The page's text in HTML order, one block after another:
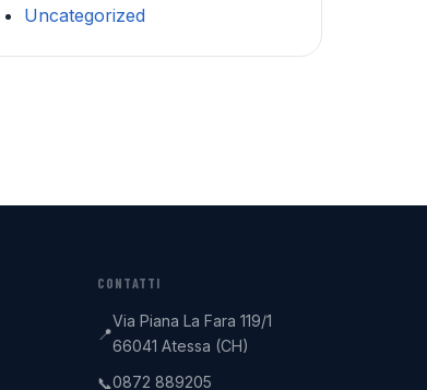
Uncategorized
CONTATTI
📍
Via Piana La Fara 119/1
66041 Atessa (CH)
📞0872 889205